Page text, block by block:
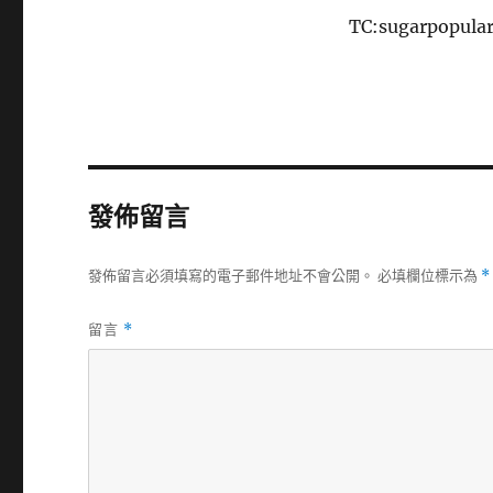
發佈留言
發佈留言必須填寫的電子郵件地址不會公開。 必填欄位標示為 *
留言 *